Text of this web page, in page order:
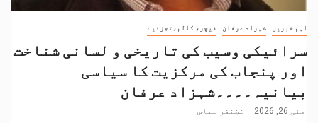
اہم خبریں شہزاد عرفان فیچر، کالم،تجزئیے
سرائیکی وسیب کی تاریخی و لسانی شناخت
اور پنجاب کی مرکزیت کا سیاسی
بیانیہ۔۔۔۔شہزاد عرفان
مئی 26, 2026 غضنفر عباس